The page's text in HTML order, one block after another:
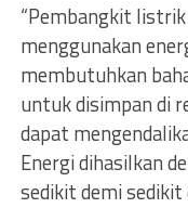
“Pembangkit
menggunakan
membutuhkan
untuk disimpan di
dapat
Energi dihasilkan
sedikit demi